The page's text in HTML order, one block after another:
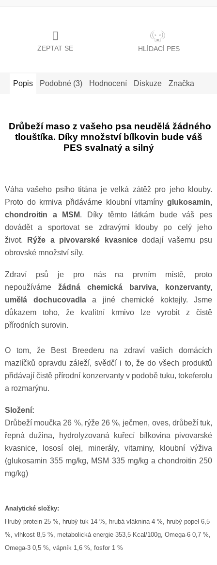
ZEPTAT SE HLÍDACÍ PES
Popis Podobné (3) Hodnocení Diskuze Značka
Drůbeží maso z vašeho psa neudělá žádného
tlouštíka. Díky množství bílkovin bude váš
PES svalnatý a silný
Váha vašeho psího titána je velká zátěž pro jeho klouby.
Proto do krmiva přidáváme kloubní vitamíny glukosamin,
chondroitin a MSM. Díky těmto látkám bude váš pes
dovádět a sportovat se zdravými klouby po celý jeho
život.
Rýže a pivovarské kvasnicedodají vašemu psu
obrovské množství síly.
Zdraví psů je pro nás na prvním místě, proto
nepoužíváme žádná chemická barviva, konzervanty,
umělá dochucovadla a jiné chemické koktejly. Jsme
důkazem toho, že kvalitní krmivo lze vyrobit z čistě
přírodních surovin.
O tom, že Best Breederu na zdraví vašich domácích
mazlíčků opravdu záleží, svědčí i to, že do všech produktů
přidávají čistě přírodní konzervanty v podobě tuku, tokeferolu
a rozmarýnu.
Složení:
Drůbeží moučka 26 %, rýže 26 %, ječmen, oves, drůbeží tuk,
řepná dužina, hydrolyzovaná kuřecí bílkovina pivovarské
kvasnice, lososí olej, minerály, vitaminy, kloubní výživa
(glukosamin 355 mg/kg, MSM 335 mg/kg a chondroitin 250
mg/kg)
Analytické složky:
Hrubý protein 25 %, hrubý tuk 14 %, hrubá vláknina 4 %, hrubý popel 6,5
%, vlhkost 8,5 %, metabolická energie 353,5 Kcal/100g, Omega-6 0,7 %,
Omega-3 0,5 %, vápník 1,6 %, fosfor 1 %